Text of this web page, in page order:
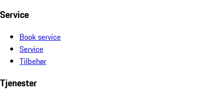
Service
Book service
Service
Tilbehør
Tjenester